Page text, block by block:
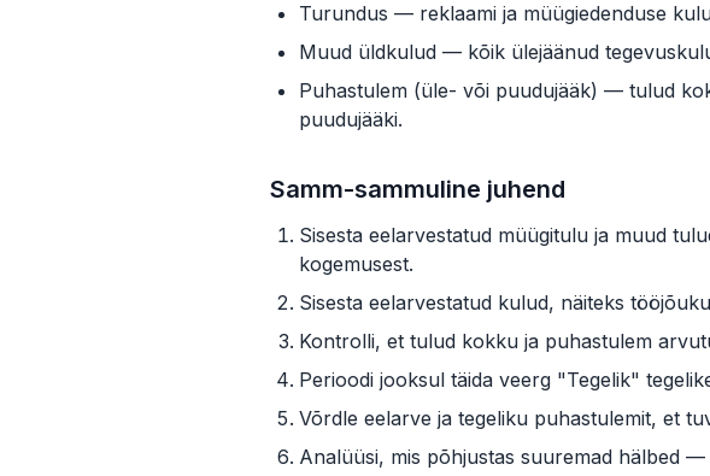
Turundus — reklaami ja müügiedenduse
Muud üldkulud — kõik ülejäänud
Puhastulem (üle- või puudujääk) — tulud
puudujääki.
Samm-sammuline juhend
Sisesta eelarvestatud müügitulu ja muud
kogemusest.
Sisesta eelarvestatud kulud, näiteks
Kontrolli, et tulud kokku ja puhastulem
Perioodi jooksul täida veerg "Tegelik"
Võrdle eelarve ja tegeliku puhastulemit, et
Analüüsi, mis põhjustas suuremad hälbed